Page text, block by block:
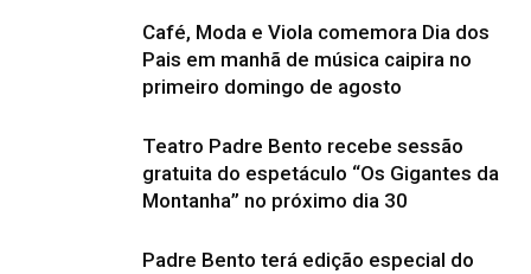
Café, Moda e Viola comemora Dia dos
Pais em manhã de música caipira no
primeiro domingo de agosto
Teatro Padre Bento recebe sessão
gratuita do espetáculo “Os Gigantes da
Montanha” no próximo dia 30
Padre Bento terá edição especial do